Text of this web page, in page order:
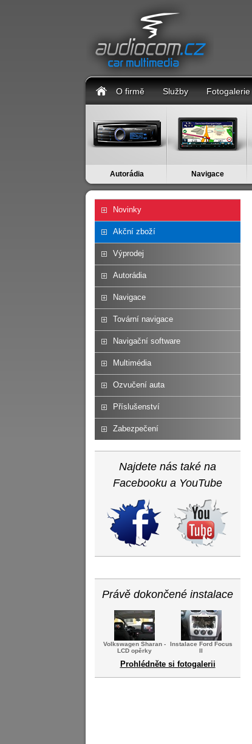
O firmě Služby Fotogalerie
Autorádia Navigace
Novinky
Akční zboží
Výprodej
Autorádia
Navigace
Tovární navigace
Navigační software
Multimédia
Ozvučení auta
Příslušenství
Zabezpečení
Najdete nás také na
Facebooku a YouTube
Právě dokončené instalace
Volkswagen Sharan -
LCD opěrky
Instalace Ford Focus
II
Prohlédněte si fotogalerii